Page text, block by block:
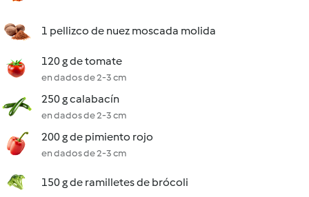
1 pellizco de nuez moscada molida
120 g de tomate
en dados de 2-3 cm
250 g calabacín
en dados de 2-3 cm
200 g de pimiento rojo
en dados de 2-3 cm
150 g de ramilletes de brócoli